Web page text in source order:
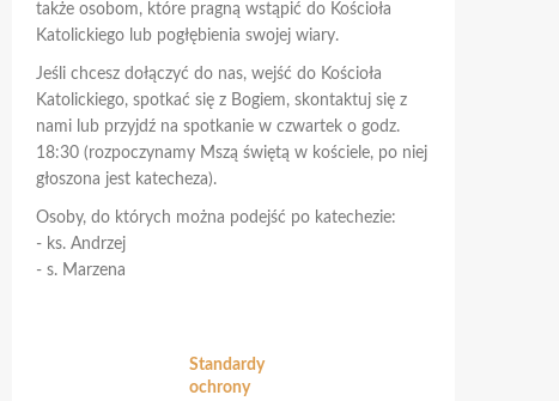
także osobom, które pragną wstąpić do Kościoła
Katolickiego lub pogłębienia swojej wiary.
Jeśli chcesz dołączyć do nas, wejść do Kościoła
Katolickiego, spotkać się z Bogiem, skontaktuj się z
nami lub przyjdź na spotkanie w czwartek o godz.
18:30 (rozpoczynamy Mszą świętą w kościele, po niej
głoszona jest katecheza).
Osoby, do których można podejść po katechezie:
- ks. Andrzej
- s. Marzena
Standardy
ochrony